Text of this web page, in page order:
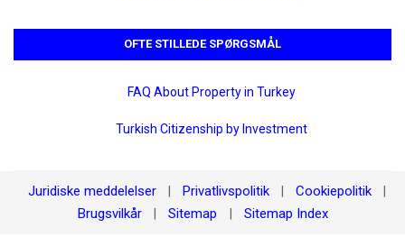
OFTE STILLEDE SPØRGSMÅL
FAQ About Property in Turkey
Turkish Citizenship by Investment
Juridiske meddelelser Privatlivspolitik Cookiepolitik
Brugsvilkår Sitemap Sitemap Index